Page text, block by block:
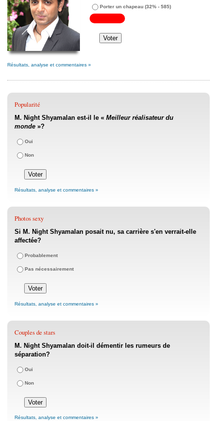
Porter un chapeau (32% - 585)
Résultats, analyse et commentaires »
Popularité
M. Night Shyamalan est-il le « Meilleur réalisateur du
monde »?
Oui
Non
Résultats, analyse et commentaires »
Photos sexy
Si M. Night Shyamalan posait nu, sa carrière s'en verrait-elle
affectée?
Probablement
Pas nécessairement
Résultats, analyse et commentaires »
Couples de stars
M. Night Shyamalan doit-il démentir les rumeurs de
séparation?
Oui
Non
Résultats, analyse et commentaires »